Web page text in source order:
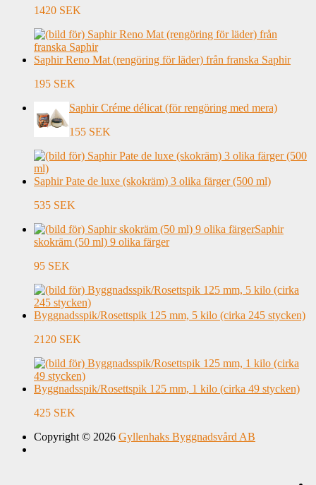
1420 SEK
Saphir Reno Mat (rengöring för läder) från franska Saphir
195 SEK
Saphir Créme délicat (för rengöring med mera)
155 SEK
Saphir Pate de luxe (skokräm) 3 olika färger (500 ml)
535 SEK
Saphir
skokräm (50 ml) 9 olika färger
95 SEK
Byggnadsspik/Rosettspik 125 mm, 5 kilo (cirka 245 stycken)
2120 SEK
Byggnadsspik/Rosettspik 125 mm, 1 kilo (cirka 49 stycken)
425 SEK
Copyright © 2026 Gyllenhaks Byggnadsvård AB